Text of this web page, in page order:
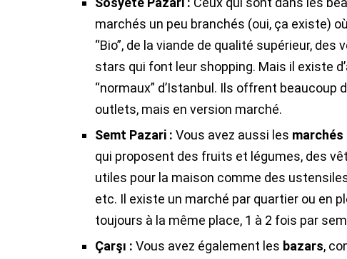
marchés un peu branchés (oui, ça existe)
“Bio”, de la viande de qualité supérieur,
stars qui font leur shopping. Mais il existe
“normaux” d’Istanbul. Ils offrent
outlets, mais en version marché.
Semt Pazari : Vous avez aussi les
qui proposent des fruits et légumes, des
utiles pour la maison comme des
etc. Il existe un marché par quartier ou en
toujours à la même place, 1 à 2 fois par
Çarşı : Vous avez également les bazars,